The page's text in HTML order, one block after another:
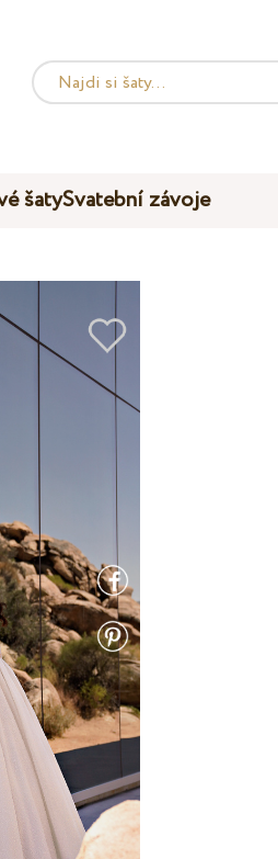
šatySvatební závoje